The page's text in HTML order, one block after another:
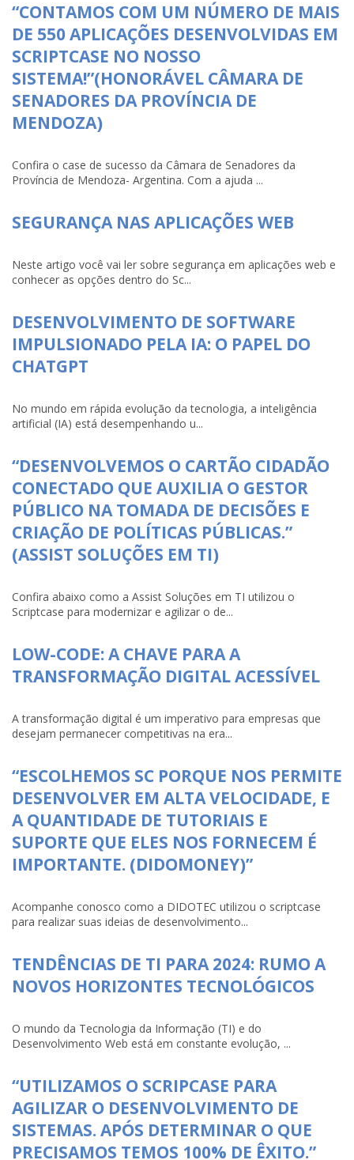
“CONTAMOS COM UM NÚMERO DE MAIS
DE 550 APLICAÇÕES DESENVOLVIDAS EM
SCRIPTCASE NO NOSSO
SISTEMA!”(HONORÁVEL CÂMARA DE
SENADORES DA PROVÍNCIA DE
MENDOZA)
Confira o case de sucesso da Câmara de Senadores da
Província de Mendoza- Argentina. Com a ajuda ...
SEGURANÇA NAS APLICAÇÕES WEB
Neste artigo você vai ler sobre segurança em aplicações web e
conhecer as opções dentro do Sc...
DESENVOLVIMENTO DE SOFTWARE
IMPULSIONADO PELA IA: O PAPEL DO
CHATGPT
No mundo em rápida evolução da tecnologia, a inteligência
artificial (IA) está desempenhando u...
“DESENVOLVEMOS O CARTÃO CIDADÃO
CONECTADO QUE AUXILIA O GESTOR
PÚBLICO NA TOMADA DE DECISÕES E
CRIAÇÃO DE POLÍTICAS PÚBLICAS.”
(ASSIST SOLUÇÕES EM TI)
Confira abaixo como a Assist Soluções em TI utilizou o
Scriptcase para modernizar e agilizar o de...
LOW-CODE: A CHAVE PARA A
TRANSFORMAÇÃO DIGITAL ACESSÍVEL
A transformação digital é um imperativo para empresas que
desejam permanecer competitivas na era...
“ESCOLHEMOS SC PORQUE NOS PERMITE
DESENVOLVER EM ALTA VELOCIDADE, E
A QUANTIDADE DE TUTORIAIS E
SUPORTE QUE ELES NOS FORNECEM É
IMPORTANTE. (DIDOMONEY)”
Acompanhe conosco como a DIDOTEC utilizou o scriptcase
para realizar suas ideias de desenvolvimento...
TENDÊNCIAS DE TI PARA 2024: RUMO A
NOVOS HORIZONTES TECNOLÓGICOS
O mundo da Tecnologia da Informação (TI) e do
Desenvolvimento Web está em constante evolução, ...
“UTILIZAMOS O SCRIPCASE PARA
AGILIZAR O DESENVOLVIMENTO DE
SISTEMAS. APÓS DETERMINAR O QUE
PRECISAMOS TEMOS 100% DE ÊXITO.”